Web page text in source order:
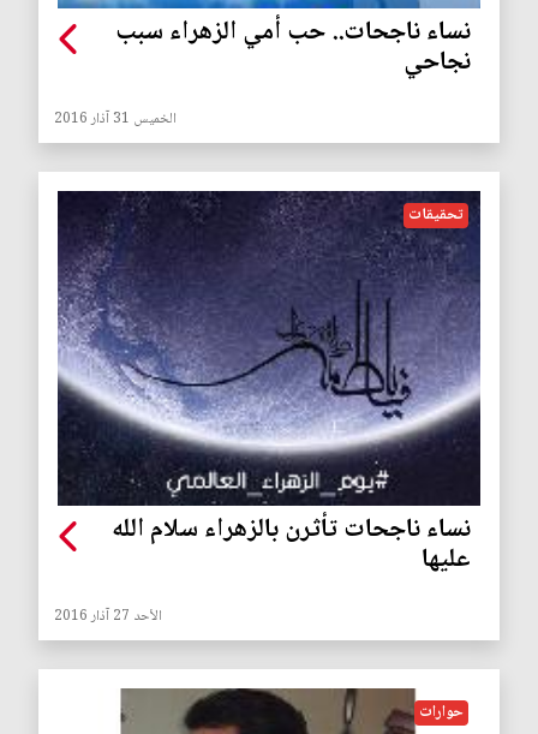
نساء ناجحات.. حب أمي الزهراء سبب
نجاحي
الخميس 31 آذار 2016
تحقيقات
نساء ناجحات تأثرن بالزهراء سلام الله
عليها
الأحد 27 آذار 2016
حوارات